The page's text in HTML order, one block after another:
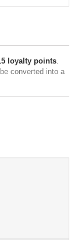
loyalty points.
converted into a